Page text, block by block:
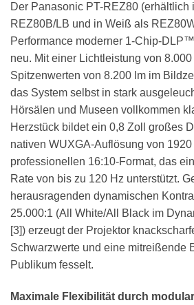
Der Panasonic PT-REZ80 (erhältlich
REZ80B/LB und in Weiß als
Performance moderner 1-Chip-
neu. Mit einer Lichtleistung von
Spitzenwerten von 8.200 lm im
das System selbst in stark
Hörsälen und Museen vollkommen
Herzstück bildet ein 0,8 Zoll großes
nativen WUXGA-Auflösung von
professionellen 16:10-Format, das
Rate von bis zu 120 Hz unterstützt.
herausragenden dynamischen
25.000:1 (All White/All Black im
[3]) erzeugt der Projektor
Schwarzwerte und eine mitreißende
Publikum fesselt.
Maximale Flexibilität durch